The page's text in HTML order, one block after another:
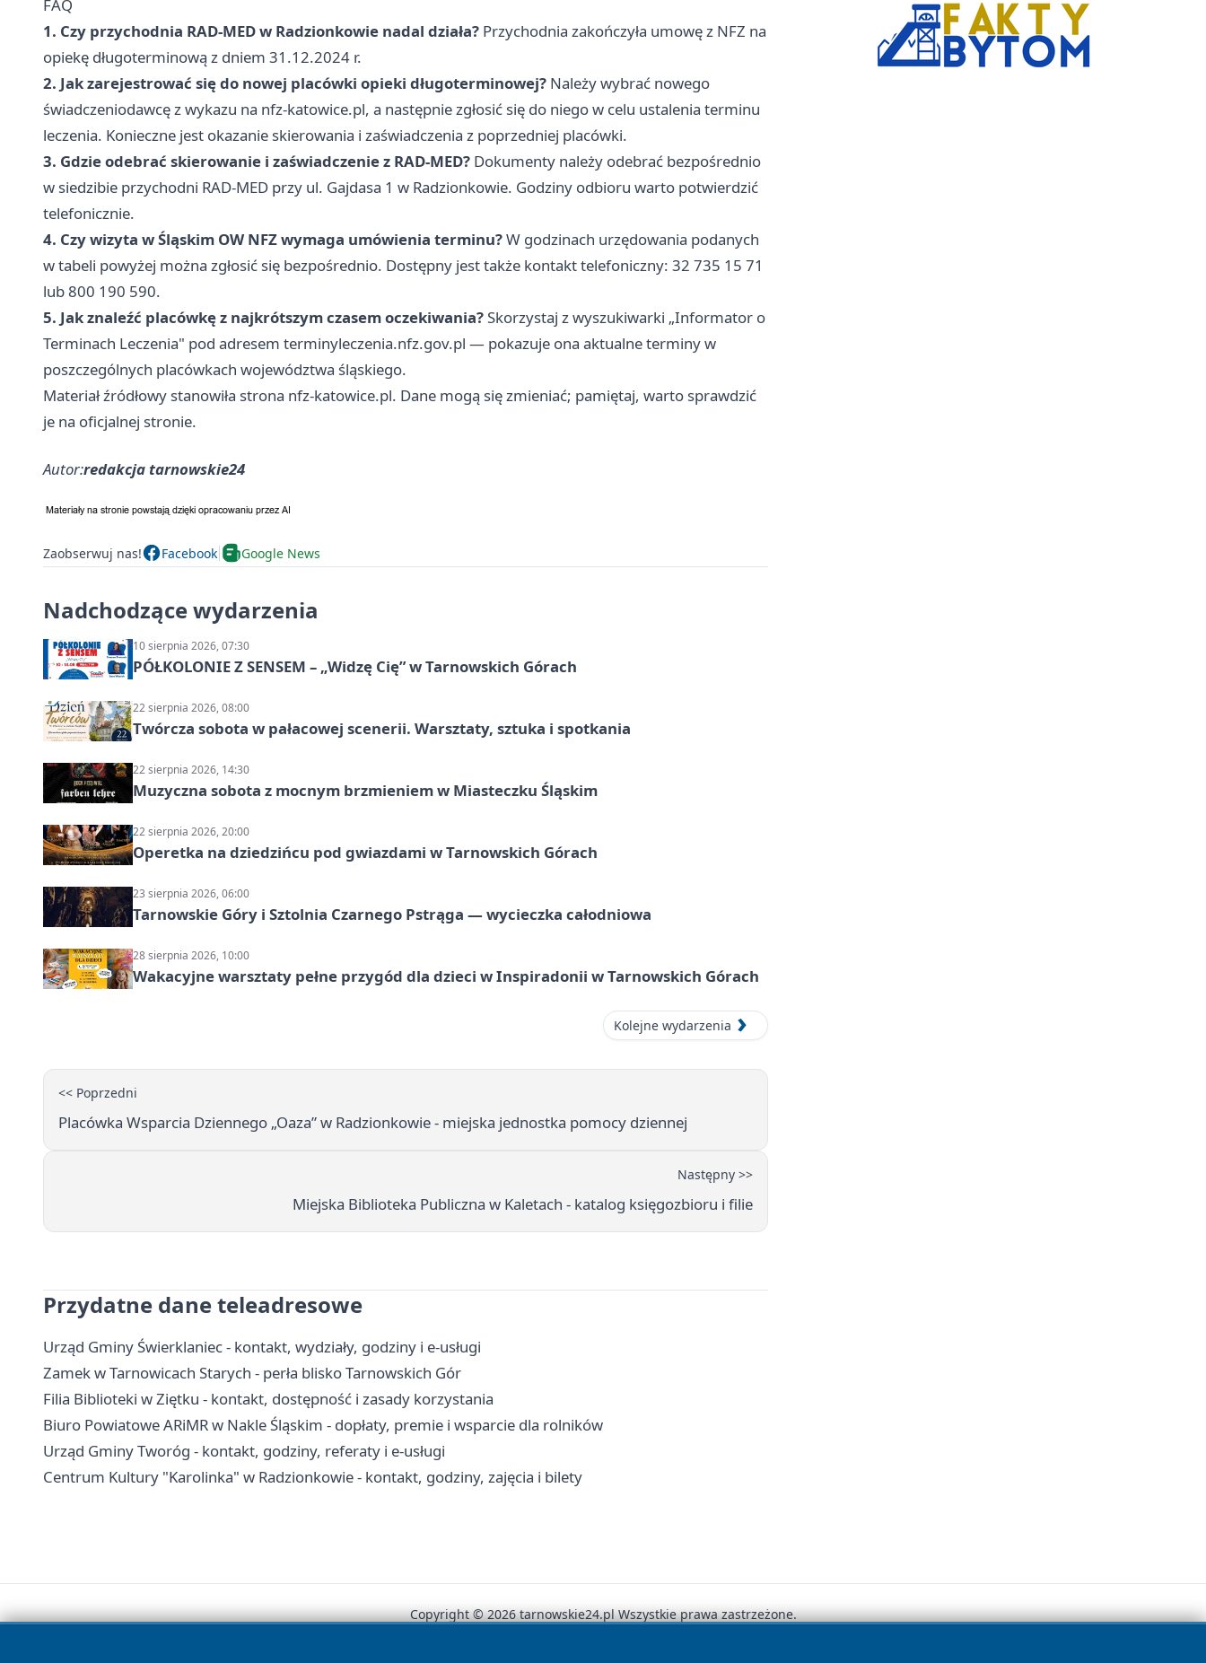
FAQ
1. Czy przychodnia RAD-MED w Radzionkowie nadal działa? Przychodnia zakończyła umowę z NFZ na
opiekę długoterminową z dniem 31.12.2024 r.
2. Jak zarejestrować się do nowej placówki opieki długoterminowej? Należy wybrać nowego
świadczeniodawcę z wykazu na nfz-katowice.pl, a następnie zgłosić się do niego w celu ustalenia terminu
leczenia. Konieczne jest okazanie skierowania i zaświadczenia z poprzedniej placówki.
3. Gdzie odebrać skierowanie i zaświadczenie z RAD-MED? Dokumenty należy odebrać bezpośrednio
w siedzibie przychodni RAD-MED przy ul. Gajdasa 1 w Radzionkowie. Godziny odbioru warto potwierdzić
telefonicznie.
4. Czy wizyta w Śląskim OW NFZ wymaga umówienia terminu?W godzinach urzędowania podanych
w tabeli powyżej można zgłosić się bezpośrednio. Dostępny jest także kontakt telefoniczny: 32 735 15 71
lub 800 190 590.
5. Jak znaleźć placówkę z najkrótszym czasem oczekiwania?Skorzystaj z wyszukiwarki „Informator o
Terminach Leczenia" pod adresem terminyleczenia.nfz.gov.pl — pokazuje ona aktualne terminy w
poszczególnych placówkach województwa śląskiego.
Materiał źródłowy stanowiła strona nfz-katowice.pl. Dane mogą się zmieniać; pamiętaj, warto sprawdzić
je na oficjalnej stronie.
Autor:redakcja tarnowskie24
Zaobserwuj nas! Facebook Google News
Nadchodzące wydarzenia
10 sierpnia 2026, 07:30
PÓŁKOLONIE Z SENSEM – „Widzę Cię” w Tarnowskich Górach
22 sierpnia 2026, 08:00
Twórcza sobota w pałacowej scenerii. Warsztaty, sztuka i spotkania
22 sierpnia 2026, 14:30
Muzyczna sobota z mocnym brzmieniem w Miasteczku Śląskim
22 sierpnia 2026, 20:00
Operetka na dziedzińcu pod gwiazdami w Tarnowskich Górach
23 sierpnia 2026, 06:00
Tarnowskie Góry i Sztolnia Czarnego Pstrąga — wycieczka całodniowa
28 sierpnia 2026, 10:00
Wakacyjne warsztaty pełne przygód dla dzieci w Inspiradonii w Tarnowskich Górach
Kolejne wydarzenia
<< Poprzedni
Placówka Wsparcia Dziennego „Oaza” w Radzionkowie - miejska jednostka pomocy dziennej
Następny >>
Miejska Biblioteka Publiczna w Kaletach - katalog księgozbioru i filie
Przydatne dane teleadresowe
Urząd Gminy Świerklaniec - kontakt, wydziały, godziny i e-usługi
Zamek w Tarnowicach Starych - perła blisko Tarnowskich Gór
Filia Biblioteki w Ziętku - kontakt, dostępność i zasady korzystania
Biuro Powiatowe ARiMR w Nakle Śląskim - dopłaty, premie i wsparcie dla rolników
Urząd Gminy Tworóg - kontakt, godziny, referaty i e-usługi
Centrum Kultury "Karolinka" w Radzionkowie - kontakt, godziny, zajęcia i bilety
Copyright © 2026 tarnowskie24.pl Wszystkie prawa zastrzeżone.